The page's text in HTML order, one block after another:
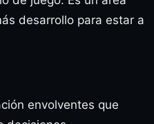
desarrollo para estar a
envolventes que